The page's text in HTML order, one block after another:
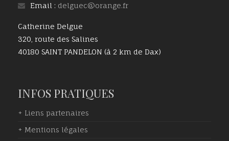
Email : delguec@orange.fr
Catherine Delgue
320, route des Salines
40180 SAINT PANDELON (à 2 km de Dax)
INFOS PRATIQUES
+ Liens partenaires
+ Mentions légales